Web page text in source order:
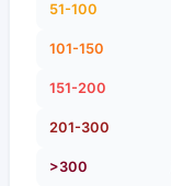
51-100
101-150
151-200
201-300
>300